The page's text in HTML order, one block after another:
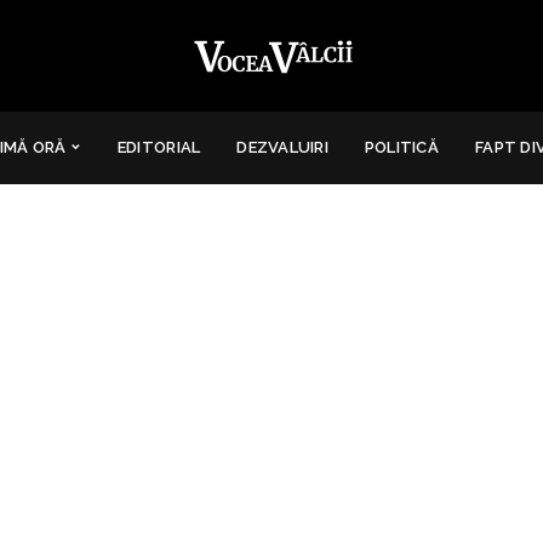
ORĂ EDITORIAL DEZVALUIRI POLITICĂ FAPT